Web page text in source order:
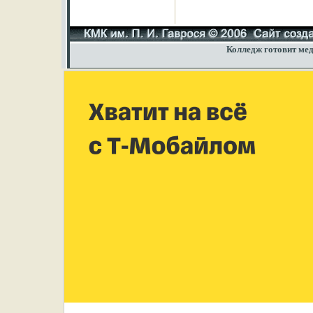
Колледж готовит